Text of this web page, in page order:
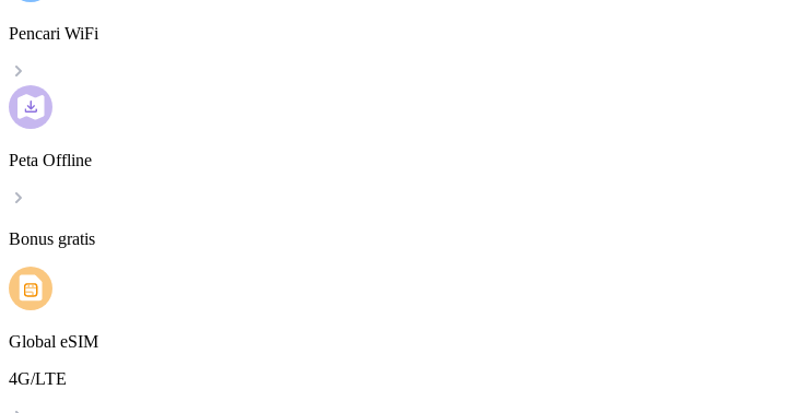
Pencari WiFi
Peta Offline
Bonus gratis
Global eSIM
4G/LTE